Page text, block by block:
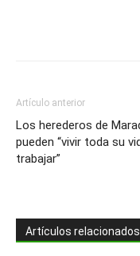
Artículo anterior
Los herederos de
pueden “vivir toda su
trabajar”
Artículos relacionados